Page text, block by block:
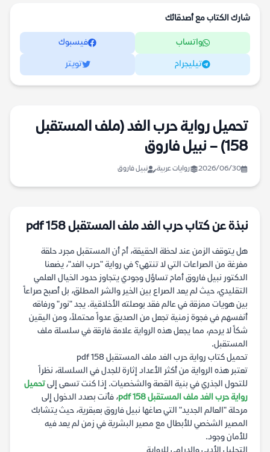
شارك الكتاب مع أصدقائك
واتساب فيسبوك
تيليجرام تويتر
تحميل رواية حرب الغد (ملف المستقبل
158) – نبيل فاروق
2026/06/30 روايات عربية نبيل فاروق
نبذة عن كتاب حرب الغد ملف المستقبل 158 pdf
هل يتوقف الزمن عند لحظة الحقيقة، أم أن المستقبل مجرد حلقة
مفرغة من الصراعات التي لا تنتهي؟ في رواية "حرب الغد"، يضعنا
الدكتور نبيل فاروق أمام تساؤل وجودي يتجاوز حدود الخيال العلمي
التقليدي، حيث لم يعد الصراع بين الخير والشر المطلق، بل أصبح صراعاً
بين هويات ممزقة في عالم فقد بوصلته الأخلاقية. يجد "نور" ورفاقه
أنفسهم في فجوة زمنية تجعل من الصديق عدواً محتملاً، ومن اليقين
شكاً لا يرحم، مما يجعل هذه الرواية علامة فارقة في سلسلة ملف
المستقبل.
تحميل كتاب رواية حرب الغد ملف المستقبل 158 pdf
تعتبر هذه الرواية من أكثر الأعداد إثارة للجدل في السلسلة، نظراً
للتحول الجذري في بنية القصة والشخصيات. إذا كنت تسعى إلىتحميل
رواية حرب الغد ملف المستقبل 158 pdf
، فأنت بصدد الدخول إلى
مرحلة "العالم الجديد" التي صاغها نبيل فاروق بعبقرية، حيث يتشابك
المصير الشخصي للأبطال مع مصير البشرية في زمن لم يعد فيه
للأمان وجود.